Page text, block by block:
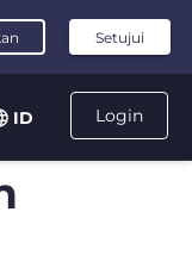
Login
ID